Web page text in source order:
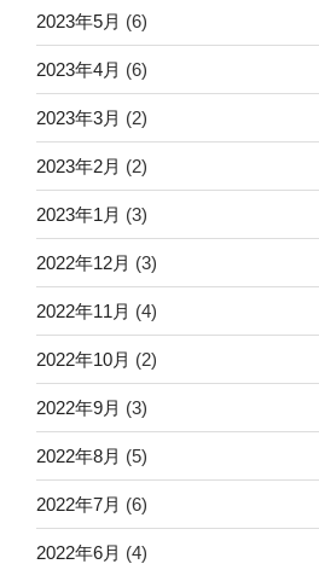
2023年5月 (6)
2023年4月 (6)
2023年3月 (2)
2023年2月 (2)
2023年1月 (3)
2022年12月 (3)
2022年11月 (4)
2022年10月 (2)
2022年9月 (3)
2022年8月 (5)
2022年7月 (6)
2022年6月 (4)